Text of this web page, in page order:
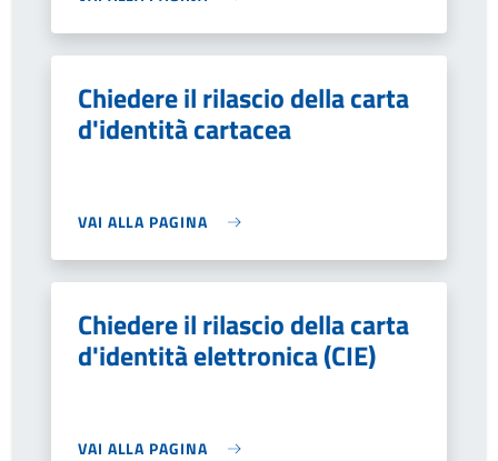
Chiedere il rilascio della carta
d'identità cartacea
VAI ALLA PAGINA
Chiedere il rilascio della carta
d'identità elettronica (CIE)
VAI ALLA PAGINA